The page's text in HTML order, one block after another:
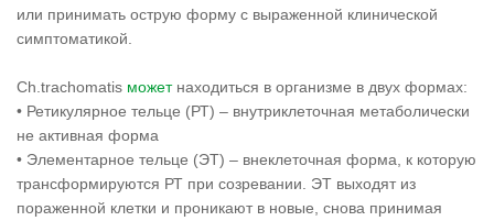
или принимать острую форму с выраженной клинической
симптоматикой.
Ch.trachomatis можетнаходиться в организме в двух формах:
• Ретикулярное тельце (РТ) – внутриклеточная метаболически
не активная форма
• Элементарное тельце (ЭТ) – внеклеточная форма, к которую
трансформируются РТ при созревании. ЭТ выходят из
пораженной клетки и проникают в новые, снова принимая